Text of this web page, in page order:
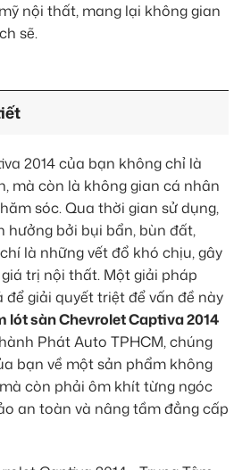
nội thất, mang lại không gian
sẽ.
2014 của bạn không chỉ là
mà còn là không gian cá nhân
sóc. Qua thời gian sử dụng,
hưởng bởi bụi bẩn, bùn đất,
là những vết đổ khó chịu, gây
trị nội thất. Một giải pháp
giải quyết triệt để vấn đề này
lót sàn Chevrolet Captiva 2014
Phát Auto TPHCM, chúng
bạn về một sản phẩm không
còn phải ôm khít từng ngóc
an toàn và nâng tầm đẳng cấp